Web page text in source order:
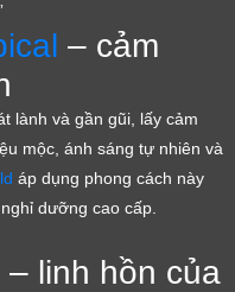
– cảm
lành và gần gũi, lấy cảm
mộc, ánh sáng tự nhiên và
áp dụng phong cách này
dưỡng cao cấp.
– linh hồn của